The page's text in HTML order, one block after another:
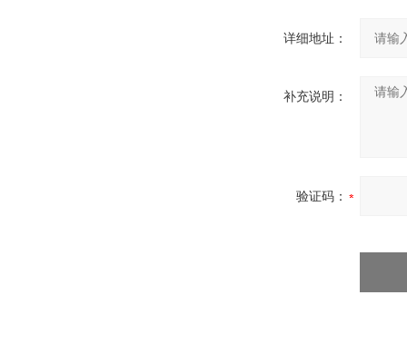
详细地址：
补充说明：
验证码：